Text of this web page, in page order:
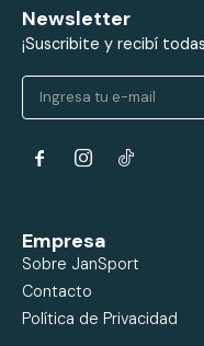
Newsletter
¡Suscribite y recibí
 
Empresa
Sobre JanSport
Contacto
Política de Privacidad